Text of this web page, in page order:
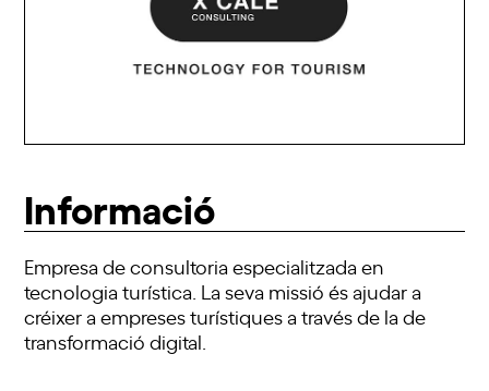
Informació
Empresa de consultoria especialitzada en
tecnologia turística. La seva missió és ajudar a
créixer a empreses turístiques a través de la de
transformació digital.